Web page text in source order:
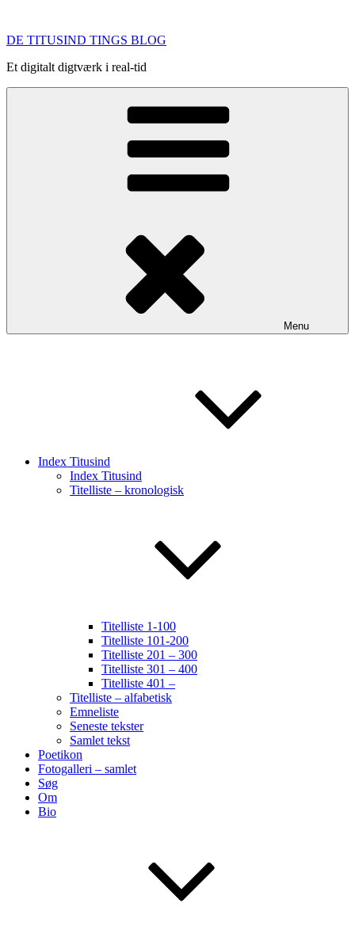
indhold
DE TITUSIND TINGS BLOG
Et digitalt digtværk i real-tid
Menu
Index Titusind
Index Titusind
Titelliste – kronologisk
Titelliste 1-100
Titelliste 101-200
Titelliste 201 – 300
Titelliste 301 – 400
Titelliste 401 –
Titelliste – alfabetisk
Emneliste
Seneste tekster
Samlet tekst
Poetikon
Fotogalleri – samlet
Søg
Om
Bio